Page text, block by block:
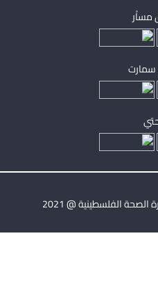
مساْر
الفلسطينية @ 2021